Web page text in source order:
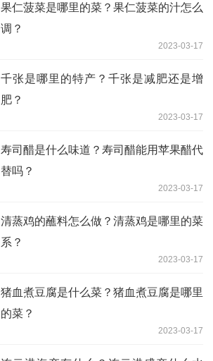
果仁菠菜是哪里的菜？果仁菠菜的汁怎么
调？
2023-03-17
千张是哪里的特产？千张是减肥还是增
肥？
2023-03-17
寿司醋是什么味道？寿司醋能用苹果醋代
替吗？
2023-03-17
清蒸鸡的蘸料怎么做？清蒸鸡是哪里的菜
系？
2023-03-17
猪血煮豆腐是什么菜？猪血煮豆腐是哪里
的菜？
2023-03-17